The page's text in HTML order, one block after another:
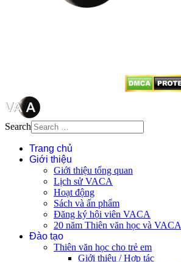
Search
Trang chủ
Giới thiệu
Giới thiệu tổng quan
Lịch sử VACA
Hoạt động
Sách và ấn phẩm
Đăng ký hội viên VACA
20 năm Thiên văn học và VACA
Đào tạo
Thiên văn học cho trẻ em
Giới thiệu / Hợp tác